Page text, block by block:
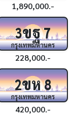
1,890,000.-
3ขฐ7
กรุงเทพมหานคร
228,000.-
2ขห8
กรุงเทพมหานคร
420,000.-